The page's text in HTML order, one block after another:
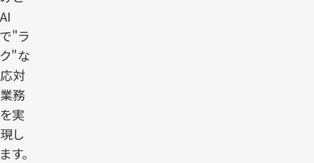
AI
で"ラ
ク"な
応対
業務
を実
現し
ます。